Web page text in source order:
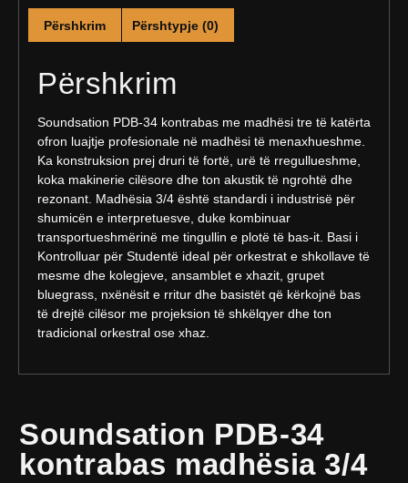
Përshkrim Përshtypje (0)
Përshkrim
Soundsation PDB-34 kontrabas me madhësi tre të katërta
ofron luajtje profesionale në madhësi të menaxhueshme.
Ka konstruksion prej druri të fortë, urë të rregullueshme,
koka makinerie cilësore dhe ton akustik të ngrohtë dhe
rezonant. Madhësia 3/4 është standardi i industrisë për
shumicën e interpretuesve, duke kombinuar
transportueshmërinë me tingullin e plotë të bas-it. Basi i
Kontrolluar për Studentë ideal për orkestrat e shkollave të
mesme dhe kolegjeve, ansamblet e xhazit, grupet
bluegrass, nxënësit e rritur dhe basistët që kërkojnë bas
të drejtë cilësor me projeksion të shkëlqyer dhe ton
tradicional orkestral ose xhaz.
Soundsation PDB-34
kontrabas madhësia 3/4